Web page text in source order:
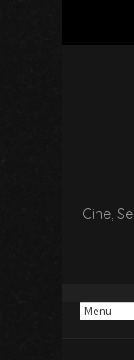
Cine,